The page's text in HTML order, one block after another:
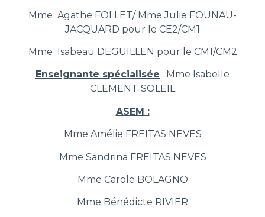
Mme Agathe FOLLET/ Mme Julie FOUNAU-
JACQUARD pour le CE2/CM1
Mme Isabeau DEGUILLEN pour le CM1/CM2
Enseignante spécialisée : Mme Isabelle
CLEMENT-SOLEIL
ASEM :
Mme Amélie FREITAS NEVES
Mme Sandrina FREITAS NEVES
Mme Carole BOLAGNO
Mme Bénédicte RIVIER